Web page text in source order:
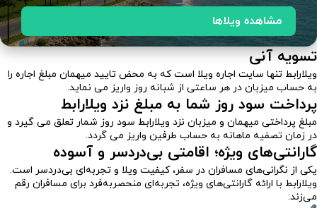
مشاهده ویلاها
تسویه آنی
ویلارابط تنها سایت اجاره ویلا است که به محض تایید میهمان مبلغ اجاره را
به حساب میزبان در هر ساعتی از شبانه روز واریز می نماید.
پرداخت سود روز شما به مبلغ نزد ویلارابط
مبلغ پرداختی میهمان و میزبان نزد ویلارابط سود روز شمار تعلق می گیرد و
در زمان تصفیه ماهانه به حساب طرفین واریز می گردد.
گارانتی‌های ویژه؛ اقامتی بی‌دردسر و آسوده
یکی از نگرانی‌های مسافران در سفر، کیفیت ویلا و تجربه‌ای بی‌دردسر است.
ویلارابط با ارائه گارانتی‌های ویژه، تجربه‌ای منحصر‌به‌فرد برای مسافران رقم
می‌زند: